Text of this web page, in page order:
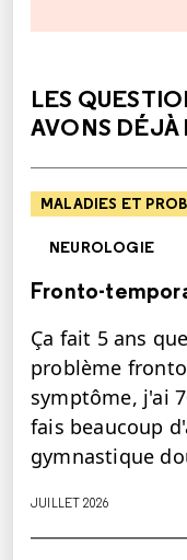
LES
AVONS DÉJÀ
MALADIES ET
NEUROLOGIE
Fronto-
Ça fait 5 ans
problème
symptôme, j'ai
fais beaucoup
gymnastique
JUILLET 2026